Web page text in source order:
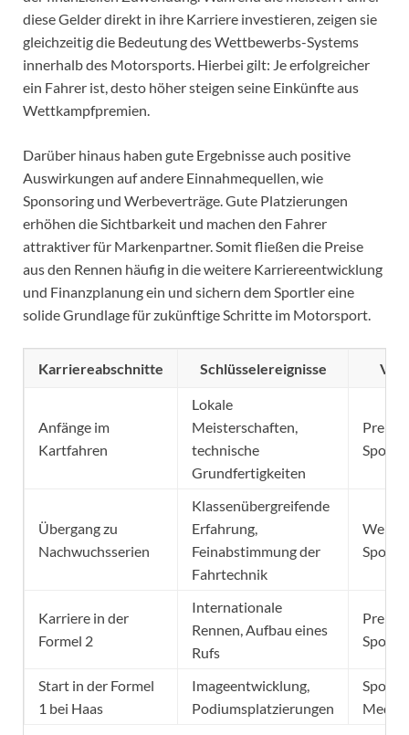
diese Gelder direkt in ihre Karriere investieren, zeigen sie
gleichzeitig die Bedeutung des Wettbewerbs-Systems
innerhalb des Motorsports. Hierbei gilt: Je erfolgreicher
ein Fahrer ist, desto höher steigen seine Einkünfte aus
Wettkampfpremien.
Darüber hinaus haben gute Ergebnisse auch positive
Auswirkungen auf andere Einnahmequellen, wie
Sponsoring und Werbeverträge. Gute Platzierungen
erhöhen die Sichtbarkeit und machen den Fahrer
attraktiver für Markenpartner. Somit fließen die Preise
aus den Rennen häufig in die weitere Karriereentwicklung
und Finanzplanung ein und sichern dem Sportler eine
solide Grundlage für zukünftige Schritte im Motorsport.
Karriereabschnitte Schlüsselereignisse
Anfänge im
Kartfahren
Lokale
Meisterschaften,
technische
Grundfertigkeiten
Preise
Übergang zu
Nachwuchsserien
Klassenübergreifende
Erfahrung,
Feinabstimmung der
Fahrtechnik
Karriere in der
Formel 2
Internationale
Rennen, Aufbau eines
Rufs
Start in der Formel
1 bei Haas
Imageentwicklung,
Podiumsplatzierungen